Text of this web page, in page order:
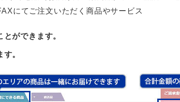
にてご注文いただく商品やサービス
ができます。
。